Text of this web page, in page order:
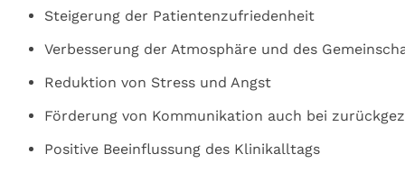
Steigerung der Patientenzufriedenheit
Verbesserung der Atmosphäre und des
Reduktion von Stress und Angst
Förderung von Kommunikation auch bei
Positive Beeinflussung des Klinikalltags